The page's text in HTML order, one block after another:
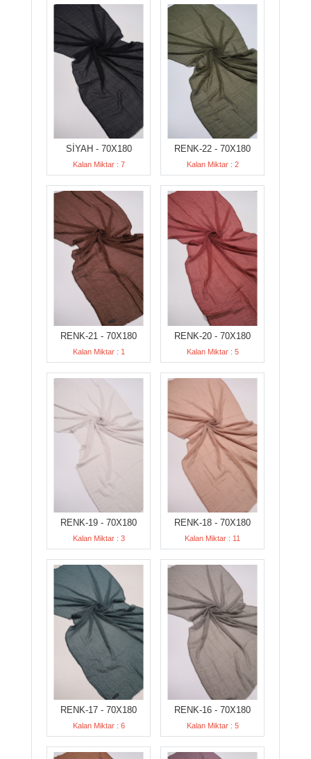
SİYAH - 70X180
Kalan Miktar : 7
RENK-22 - 70X180
Kalan Miktar : 2
RENK-21 - 70X180
Kalan Miktar : 1
RENK-20 - 70X180
Kalan Miktar : 5
RENK-19 - 70X180
Kalan Miktar : 3
RENK-18 - 70X180
Kalan Miktar : 11
RENK-17 - 70X180
Kalan Miktar : 6
RENK-16 - 70X180
Kalan Miktar : 5